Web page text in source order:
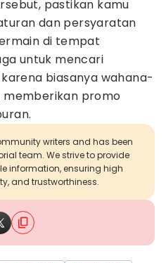
pastikan kamu
dan persyaratan
di tempat
untuk mencari
biasanya wahana-
promo
writers and has been
team. We strive to provide
information, ensuring high
and trustworthiness.